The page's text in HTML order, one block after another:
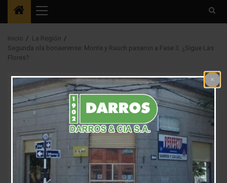
Menú
principal
Inicio
La Región
Segunda ola bonaerense: Monte y Rauch pasaron a Fase 3. ¿Sigue Las
Flores?
La Región
Segunda ola
bonaerense: Monte y
Rauch pasaron a Fase
3. ¿Sigue Las Flores?